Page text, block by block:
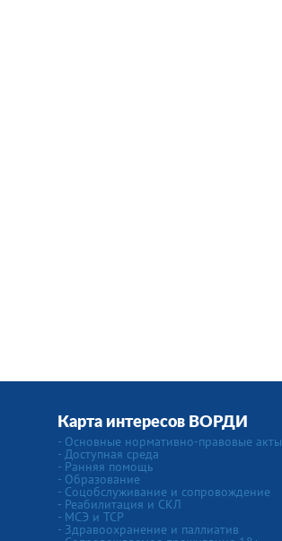
Карта интересов ВОРДИ
- Основные нормативно-правовые акты
- Доступная среда
- Ранняя помощь
- Образование
- Соцобслуживание и сопровождение
- Реабилитация и СКЛ
- МСЭ и ТСР
- Здравоохранение и паллиатив